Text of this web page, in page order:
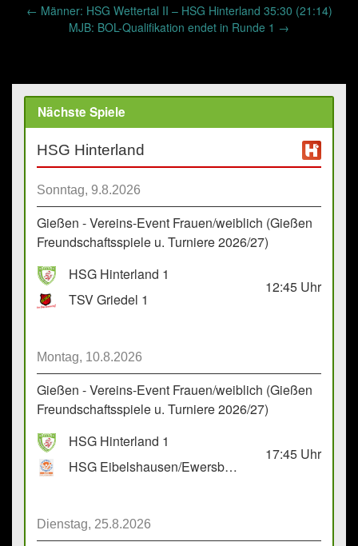
Post
navigation
← Männer: HSG Wettertal II – HSG Hinterland 35:30 (21:14)
MJB: BOL-Qualifikation endet in Runde 1 →
Nächste Spiele
HSG Hinterland
Sonntag, 9.8.2026
Gießen - Vereins-Event Frauen/weiblich (Gießen
Freundschaftsspiele u. Turniere 2026/27)
HSG Hinterland 1
TSV Griedel 1
12:45 Uhr
Montag, 10.8.2026
Gießen - Vereins-Event Frauen/weiblich (Gießen
Freundschaftsspiele u. Turniere 2026/27)
HSG Hinterland 1
HSG Eibelshausen/Ewersbach GbR 2
17:45 Uhr
Dienstag, 25.8.2026